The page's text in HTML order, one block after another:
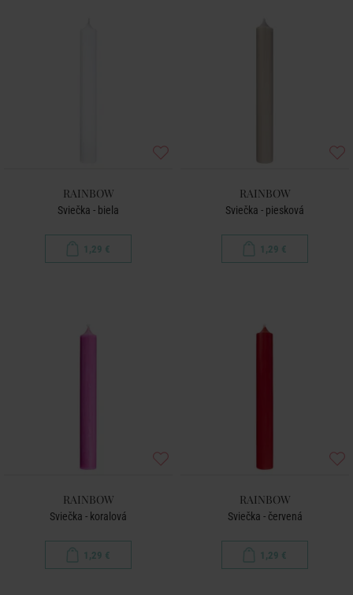
RAINBOW
Sviečka - biela
1,29 €
RAINBOW
Sviečka - piesková
1,29 €
RAINBOW
Sviečka - koralová
1,29 €
RAINBOW
Sviečka - červená
1,29 €